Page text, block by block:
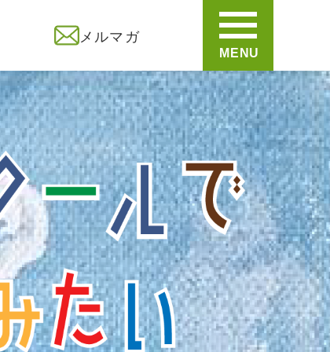
メルマガ
MENU